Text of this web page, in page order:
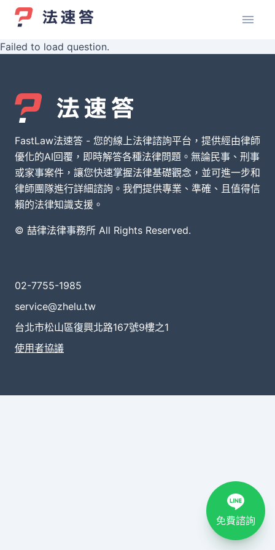
Failed to load question.
FastLaw法速答 - 您的線上法律諮詢平台，提供經由律師
優化的AI回覆，即時解答各種法律問題。無論民事、刑事
或家事案件，讓您快速掌握法律基礎觀念，並可進一步和
律師團隊進行詳細諮詢。我們提供專業、準確、且值得信
賴的法律知識支援。
© 喆律法律事務所 All Rights Reserved.
02-7755-1985
service@zhelu.tw
台北市松山區復興北路167號9樓之1
使用者協議
免費諮詢